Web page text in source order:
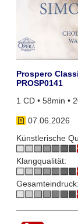
Prospero
PROSP0141
1 CD • 58min •
07.06.2026
Künstlerische
Klangqualität:
Gesamteindruck: